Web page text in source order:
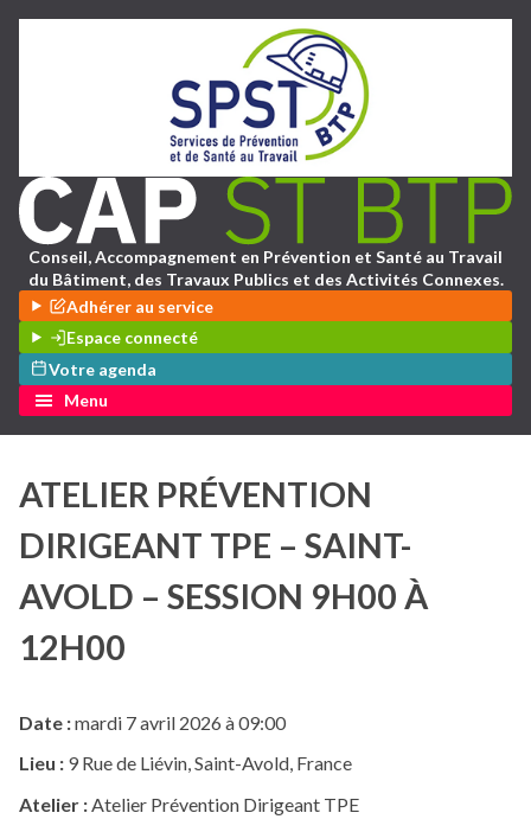
Conseil, Accompagnement en Prévention et Santé au Travail
du Bâtiment, des Travaux Publics et des Activités Connexes.
Adhérer au service
Espace connecté
Votre agenda
Menu
ATELIER PRÉVENTION
DIRIGEANT TPE – SAINT-
AVOLD – SESSION 9H00 À
12H00
Date :mardi 7 avril 2026 à 09:00
Lieu : 9 Rue de Liévin, Saint-Avold, France
Atelier :Atelier Prévention Dirigeant TPE